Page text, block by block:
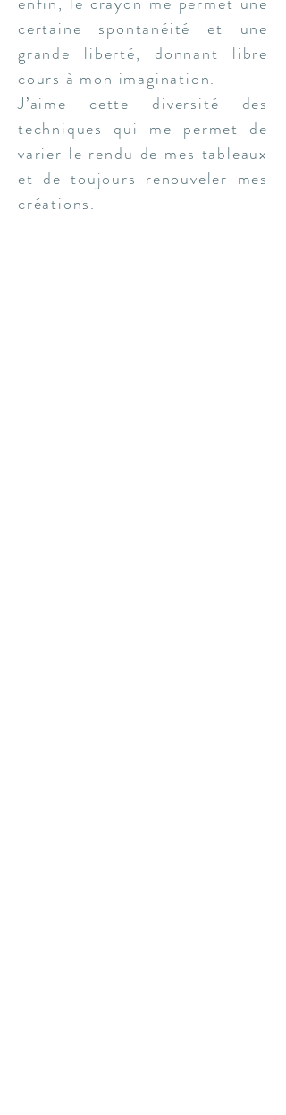
certaine spontanéité et une
grande liberté, donnant libre
cours à mon imagination.
J’aime cette diversité des
techniques qui me permet de
varier le rendu de mes tableaux
et de toujours renouveler mes
créations.